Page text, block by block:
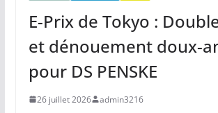
E-Prix de Tokyo :
et dénouement doux-
pour DS PENSKE
26 juillet 2026 admin3216